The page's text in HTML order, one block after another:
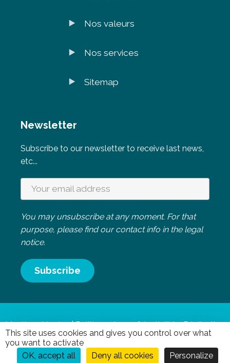
Nos valeurs
Nos services
Sitemap
Newsletter
Subscribe to our newsletter to receive last news,
etc...
You may unsubscribe at any moment. For that
purpose, please find our contact info in the legal
notice.
Mentions légales|Politique de confidentialité- Réalisation
Mediapilote Normandie
This site uses cookies and gives you control over what
you want to activate
OK, accept all
Deny all cookies Personalize